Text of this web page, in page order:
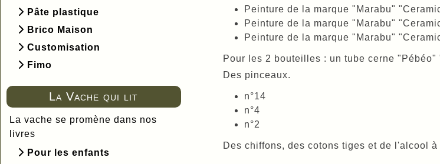
Pâte plastique
Brico Maison
Customisation
Fimo
La Vache qui lit
La vache se promène dans nos
livres
Pour les enfants
Peinture de la marque "Marabu"
Peinture de la marque "Marabu"
Peinture de la marque "Marabu"
Pour les 2 bouteilles : un tube cerne
Des pinceaux.
n°14
n°4
n°2
Des chiffons, des cotons tiges et de l'alcool à